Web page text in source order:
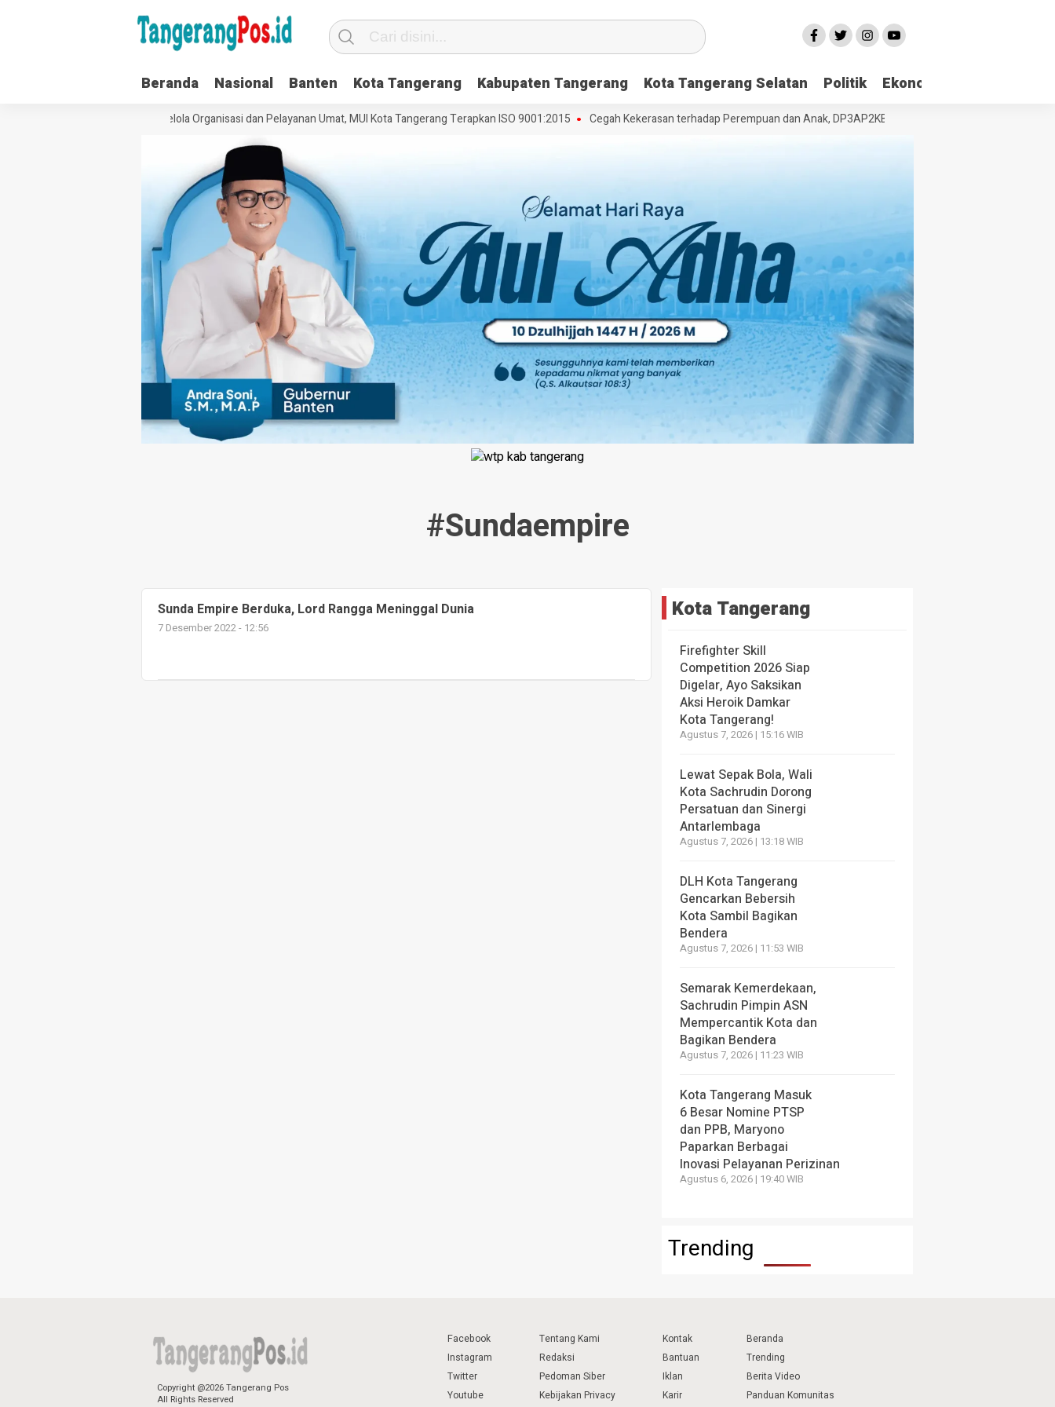
Beranda Nasional Banten Kota Tangerang Kabupaten Tangerang Kota Tangerang Selatan Politik Ekonomi
Perkuat Tata Kelola Organisasi dan Pelayanan Umat, MUI Kota Tangerang Terapkan ISO 9001:2015 Cegah Kekerasan terhadap Perempuan dan Anak, DP3AP2KB Tangsel Bekali Masyarakat
#sundaempire
Sunda Empire Berduka, Lord Rangga Meninggal Dunia
7 Desember 2022 - 12:56
Kota Tangerang
Firefighter Skill
Competition 2026 Siap
Digelar, Ayo Saksikan
Aksi Heroik Damkar
Kota Tangerang!
Agustus 7, 2026 | 15:16 WIB
Lewat Sepak Bola, Wali
Kota Sachrudin Dorong
Persatuan dan Sinergi
Antarlembaga
Agustus 7, 2026 | 13:18 WIB
DLH Kota Tangerang
Gencarkan Bebersih
Kota Sambil Bagikan
Bendera
Agustus 7, 2026 | 11:53 WIB
Semarak Kemerdekaan,
Sachrudin Pimpin ASN
Mempercantik Kota dan
Bagikan Bendera
Agustus 7, 2026 | 11:23 WIB
Kota Tangerang Masuk
6 Besar Nomine PTSP
dan PPB, Maryono
Paparkan Berbagai
Inovasi Pelayanan Perizinan
Agustus 6, 2026 | 19:40 WIB
Trending
Copyright @2026 Tangerang Pos
All Rights Reserved
Facebook
Instagram
Twitter
Youtube
Tentang Kami
Redaksi
Pedoman Siber
Kebijakan Privacy
Kontak
Bantuan
Iklan
Karir
Beranda
Trending
Berita Video
Panduan Komunitas